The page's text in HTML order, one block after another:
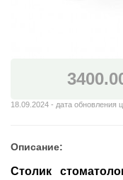
18.09.2024 - дата обновления
Описание:
Столик